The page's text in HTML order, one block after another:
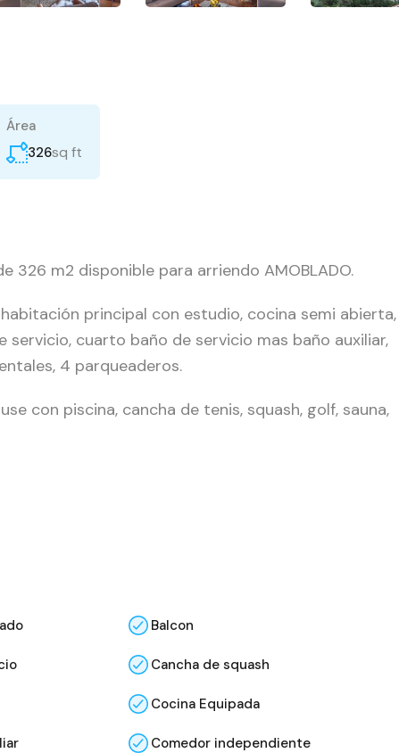
Área
326sq ft
326 m2 disponible para arriendo AMOBLADO.
principal con estudio, cocina semi abierta,
cuarto baño de servicio mas baño auxiliar,
4 parqueaderos.
con piscina, cancha de tenis, squash, golf, sauna,
Balcon
Cancha de squash
Cocina Equipada
Comedor independiente